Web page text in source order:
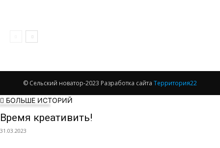
© Сельский новатор-2023 Разработка сайта Территория22
БОЛЬШЕ ИСТОРИЙ
Время креативить!
31.03.2023